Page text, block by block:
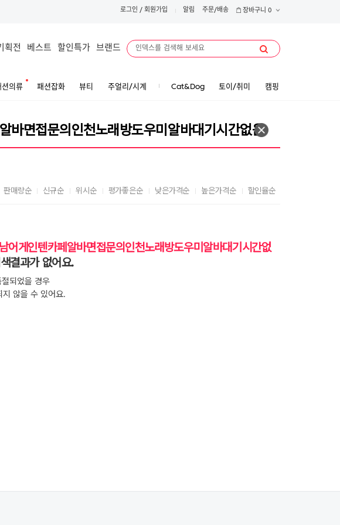
로그인 / 회원가입 알림 주문/배송 장바구니 0
획전 베스트 할인특가 브랜드
션의류 패션잡화 뷰티 주얼리/시계 Cat&Dog 토이/취미 캠핑
판매량순 신규순 위시순 평가좋은순 낮은가격순 높은가격순 할인율순
게인텐카페알바면접문의인천노래방도우미알바대기시간없
결과가 없어요.
되었을 경우
지 않을 수 있어요.